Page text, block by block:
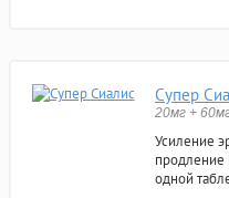
Супер
20мг +
Усиление
продление
одной